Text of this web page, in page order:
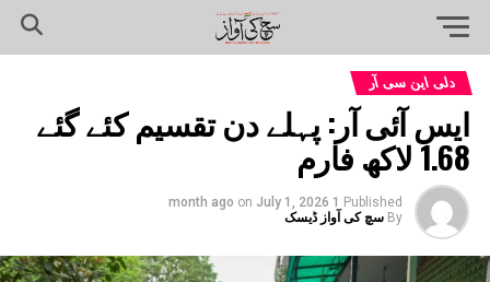
دلی این سی آر
ایس آئی آر: پہلے دن تقسیم کئے گئے
1.68 لاکھ فارم
Published
1 month ago
on July 1, 2026
By سچ کی آواز ڈیسک